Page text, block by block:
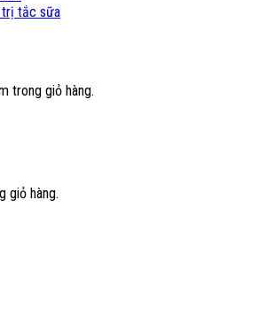
trị tắc sữa
trong giỏ hàng.
giỏ hàng.